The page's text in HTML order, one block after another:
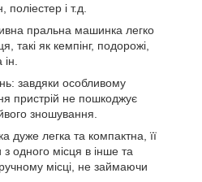
і т.д.
пральна машинка легко
такі як кемпінг, подорожі,
завдяки особливому
пристрій не пошкоджує
зношування.
дуже легка та компактна, її
одного місця в інше та
місці, не займаючи